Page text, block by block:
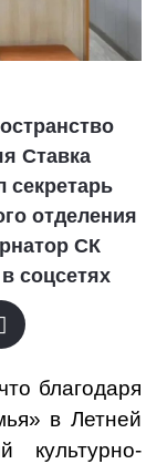
Ставка
секретарь
отделения
СК
соцсетях
благодаря
в Летней
культурно-